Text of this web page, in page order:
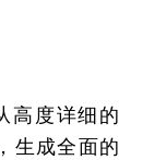
高度详细的
生成全面的